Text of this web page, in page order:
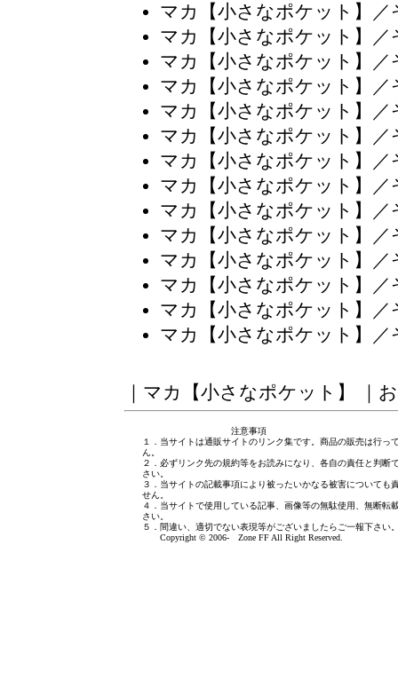
マカ【小さなポケット】／
マカ【小さなポケット】／
マカ【小さなポケット】／
マカ【小さなポケット】／
マカ【小さなポケット】／
マカ【小さなポケット】／
マカ【小さなポケット】／
マカ【小さなポケット】／
マカ【小さなポケット】／
マカ【小さなポケット】／
マカ【小さなポケット】／
マカ【小さなポケット】／
マカ【小さなポケット】／
マカ【小さなポケット】／
｜ マカ【小さなポケット】 ｜
注意事項
１．当サイトは通販サイトのリンク集です。商品の販売は行っ
ん。
２．必ずリンク先の規約等をお読みになり、各自の責任と判断
さい。
３．当サイトの記載事項により被ったいかなる被害についても
せん。
４．当サイトで使用している記事、画像等の無駄使用、無断転
さい。
５．間違い、適切でない表現等がございましたら ご一報下さい
Copyright © 2006- Zone FF All Right Reserved.